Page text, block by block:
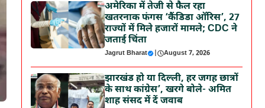
अमेरिका में तेजी से फैल रहा
खतरनाक फंगस ‘कैंडिडा ऑरिस’, 27
राज्यों में मिले हजारों मामले; CDC ने
जताई चिंता
Jagrut Bharat | August 7, 2026
झारखंड हो या दिल्ली, हर जगह छात्रों
के साथ कांग्रेस’, खरगे बोले- अमित
शाह संसद में दें जवाब